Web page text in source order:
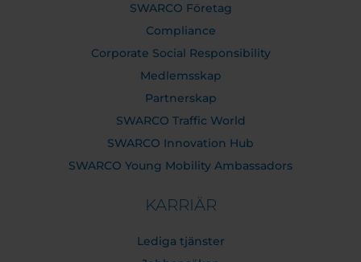
SWARCO Företag
Compliance
Corporate Social Responsibility
Medlemsskap
Partnerskap
SWARCO Traffic World
SWARCO Innovation Hub
SWARCO Young Mobility Ambassadors
KARRIÄR
Lediga tjänster